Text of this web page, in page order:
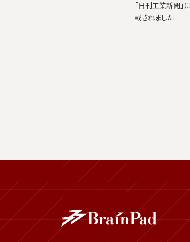
「日刊工業新聞
載されました